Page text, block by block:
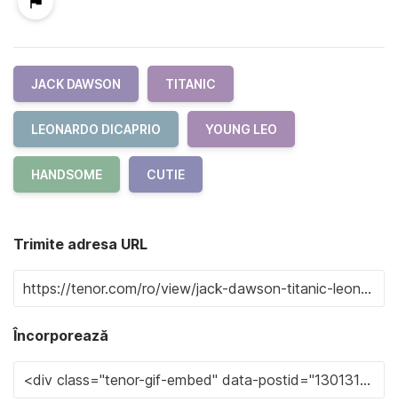
JACK DAWSON TITANIC
LEONARDO DICAPRIO YOUNG LEO
HANDSOME CUTIE
Trimite adresa URL
Încorporează